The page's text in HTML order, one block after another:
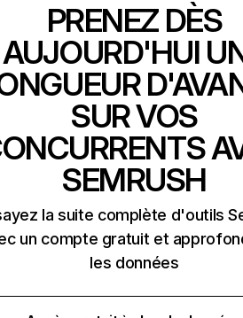
PRENEZ DÈS
AUJOURD'HUI
SUR VOS
SEMRUSH
la suite complète d'outils
un compte gratuit et
les données